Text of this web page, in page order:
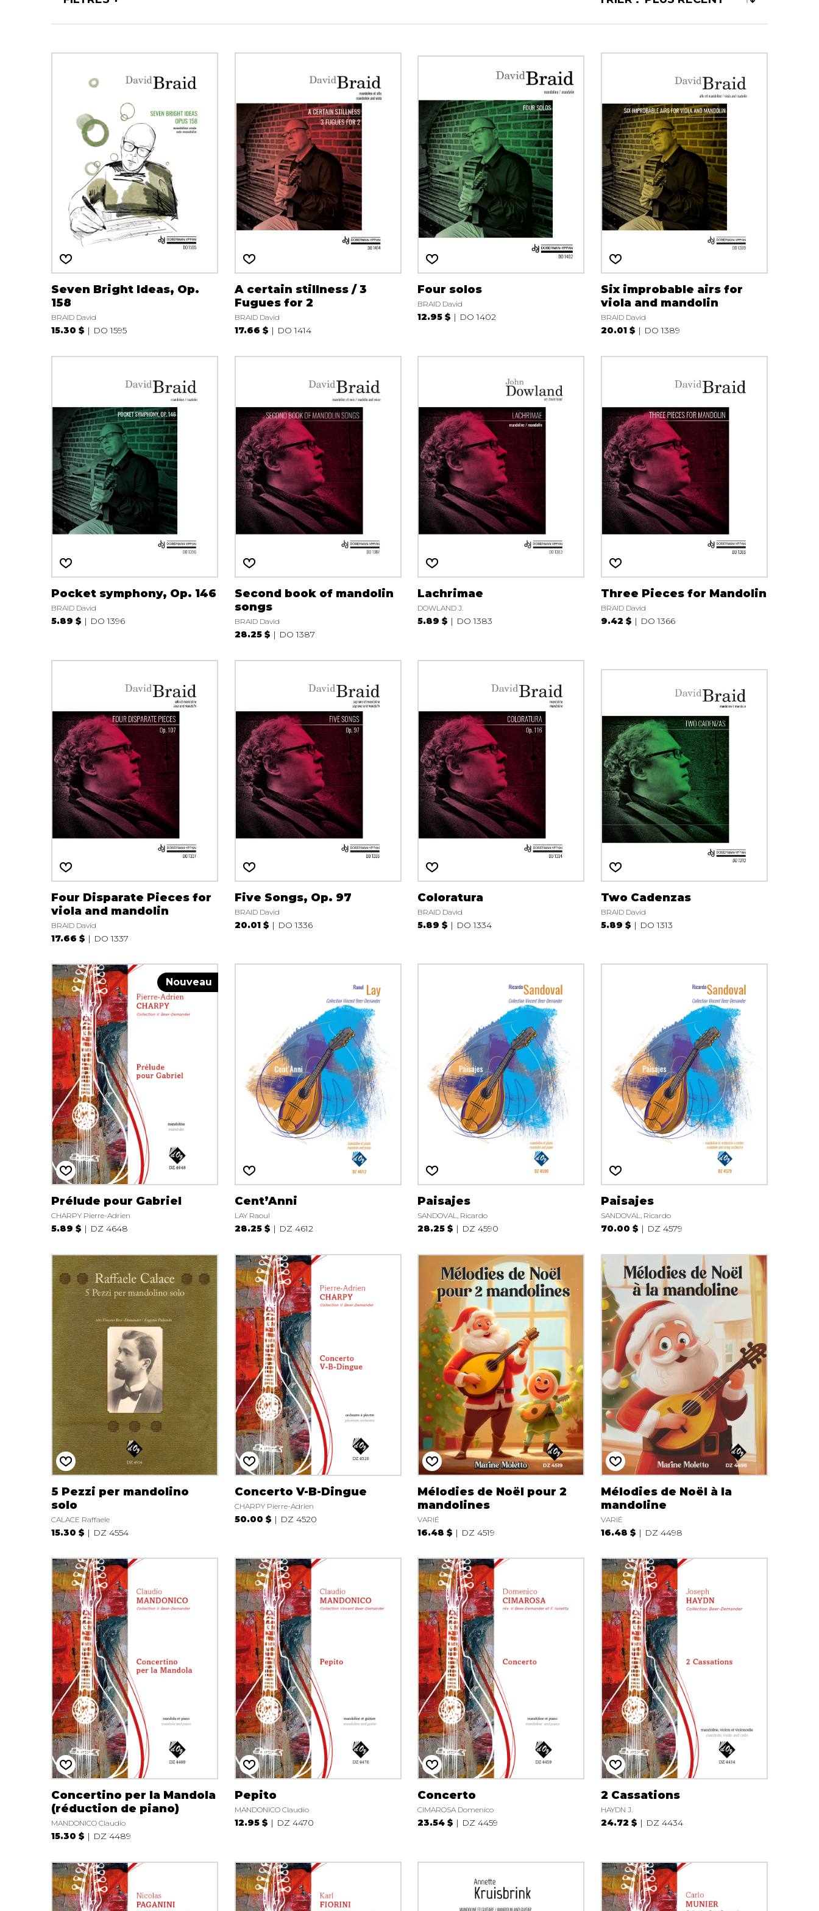
Luth
Trombone
Trompette
Tuba
Ukulélé
Violon
Violoncelle
Voix
Seven Bright Ideas, Op.
158
BRAID David
15.30 $ DO 1595
A certain stillness / 3
Fugues for 2
BRAID David
17.66 $ DO 1414
Four solos
BRAID David
12.95 $ DO 1402
Six improbable airs for
viola and mandolin
BRAID David
20.01 $ DO 1389
Pocket symphony, Op. 146
BRAID David
5.89 $ DO 1396
Second book of mandolin
songs
BRAID David
28.25 $ DO 1387
Lachrimae
DOWLAND J.
5.89 $ DO 1383
Three Pieces for Mandolin
BRAID David
9.42 $ DO 1366
Four Disparate Pieces for
viola and mandolin
BRAID David
17.66 $ DO 1337
Five Songs, Op. 97
BRAID David
20.01 $ DO 1336
Coloratura
BRAID David
5.89 $ DO 1334
Two Cadenzas
BRAID David
5.89 $ DO 1313
Nouveau
Prélude pour Gabriel
CHARPY Pierre-Adrien
5.89 $ DZ 4648
Cent’Anni
LAY Raoul
28.25 $ DZ 4612
Paisajes
SANDOVAL, Ricardo
28.25 $ DZ 4590
Paisajes
SANDOVAL, Ricardo
70.00 $ DZ 4579
5 Pezzi per mandolino
solo
CALACE Raffaele
15.30 $ DZ 4554
Concerto V-B-Dingue
CHARPY Pierre-Adrien
50.00 $ DZ 4520
Mélodies de Noël pour 2
mandolines
VARIÉ
16.48 $ DZ 4519
Mélodies de Noël à la
mandoline
VARIÉ
16.48 $ DZ 4498
Concertino per la Mandola
(réduction de piano)
MANDONICO Claudio
15.30 $ DZ 4489
Pepito
MANDONICO Claudio
12.95 $ DZ 4470
Concerto
CIMAROSA Domenico
23.54 $ DZ 4459
2 Cassations
HAYDN J.
24.72 $ DZ 4434